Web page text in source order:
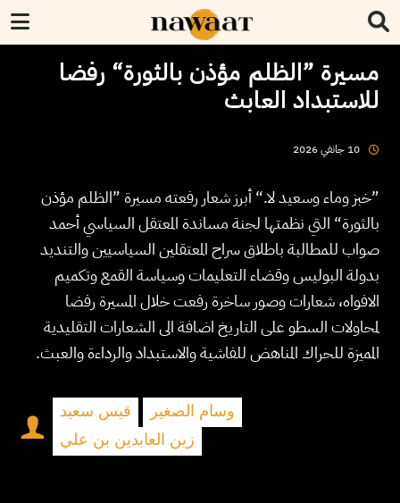
مسيرة ”الظلم مؤذن بالثورة“ رفضا
للاستبداد العابث
10 جانفي2026
”خبز وماء وسعيد لا.“ أبرز شعار رفعته مسيرة ”الظلم مؤذن
بالثورة“ التي نظمتها لجنة مساندة المعتقل السياسي أحمد
صواب للمطالبة باطلاق سراح المعتقلين السياسيين والتنديد
بدولة البوليس وقضاء التعليمات وسياسة القمع وتكميم
الافواه، شعارات وصور ساخرة رفعت خلال المسيرة رفضا
لمحاولات السطو على التاريخ اضافة الى الشعارات التقليدية
المميزة للحراك المناهض للفاشية والاستبداد والرداءة والعبث.
قيس سعيد
وسام الصغير
زين العابدين بن علي